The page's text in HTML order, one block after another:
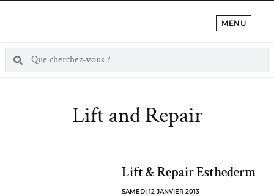
MENU
Lift and Repair
Lift & Repair Esthederm
SAMEDI 12 JANVIER 2013